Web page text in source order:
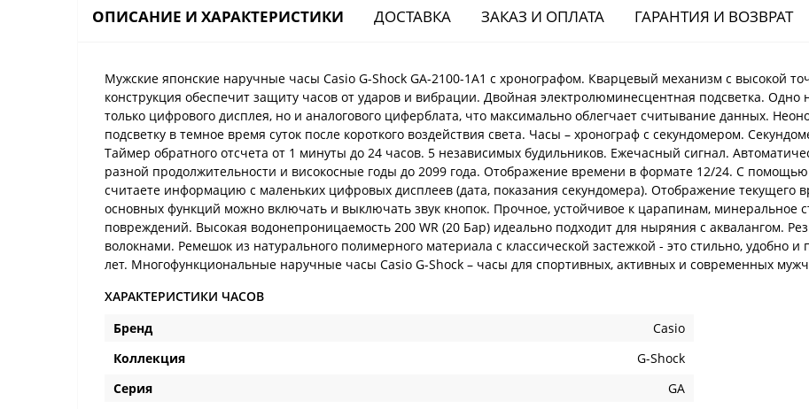
ОПИСАНИЕ И ХАРАКТЕРИСТИКИ ДОСТАВКА ЗАКАЗ И ОПЛАТА ГАРАНТИЯ И ВОЗВРАТ
Мужские японские наручные часы Casio G-Shock GA-2100-1A1 с хронографом. Кварцевый механизм с высокой
конструкция обеспечит защиту часов от ударов и вибрации. Двойная электролюминесцентная подсветка. Одно
только цифрового дисплея, но и аналогового циферблата, что максимально облегчает считывание данных.
подсветку в темное время суток после короткого воздействия света. Часы – хронограф с секундомером.
Таймер обратного отсчета от 1 минуты до 24 часов. 5 независимых будильников. Ежечасный сигнал.
разной продолжительности и високосные годы до 2099 года. Отображение времени в формате 12/24. С
считаете информацию с маленьких цифровых дисплеев (дата, показания секундомера). Отображение
основных функций можно включать и выключать звук кнопок. Прочное, устойчивое к царапинам, минеральное
повреждений. Высокая водонепроницаемость 200 WR (20 Бар) идеально подходит для ныряния с аквалангом.
волокнами. Ремешок из натурального полимерного материала с классической застежкой - это стильно, удобно
лет. Многофункциональные наручные часы Casio G-Shock – часы для спортивных, активных и современных
ХАРАКТЕРИСТИКИ ЧАСОВ
Бренд
Casio
Коллекция
G-Shock
Серия
GA